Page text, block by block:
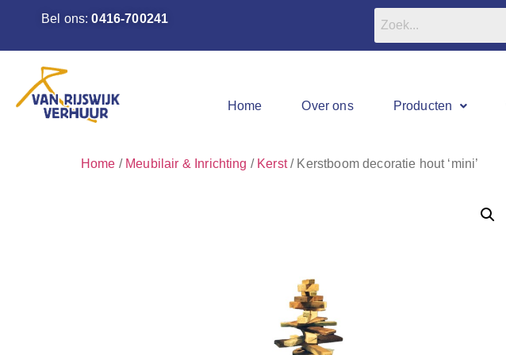
Bel ons:0416-700241
Home Over ons Producten
Home / Meubilair & Inrichting / Kerst/ Kerstboom decoratie hout ‘mini’